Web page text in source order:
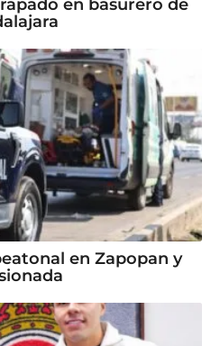
en basurero de
en Zapopan y